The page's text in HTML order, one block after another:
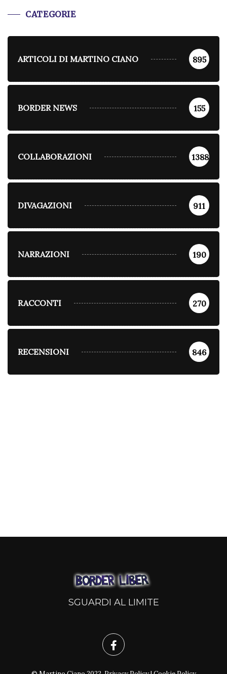
CATEGORIE
ARTICOLI DI MARTINO CIANO 895
BORDER NEWS 155
COLLABORAZIONI 1388
DIVAGAZIONI 911
NARRAZIONI 190
RACCONTI 270
RECENSIONI 846
SGUARDI AL LIMITE